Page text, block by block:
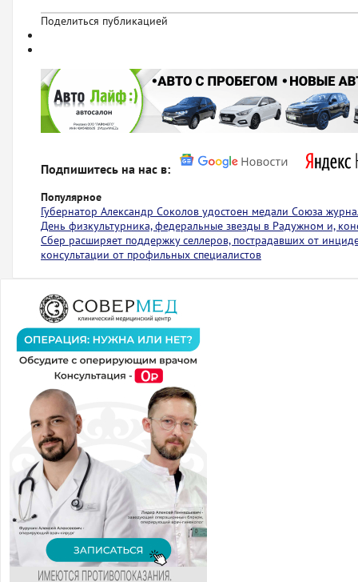
Поделиться публикацией
Подпишитесь на нас в:
Популярное
Губернатор Александр Соколов удостоен медали Союза
День физкультурника, федеральные звезды в Радужном и,
Сбер расширяет поддержку селлеров, пострадавших от
консультации от профильных специалистов